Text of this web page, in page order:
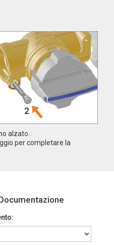
alzato.
per completare la